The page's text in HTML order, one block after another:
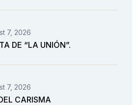
7, 2026
DE “LA UNIÓN”.
7, 2026
CARISMA